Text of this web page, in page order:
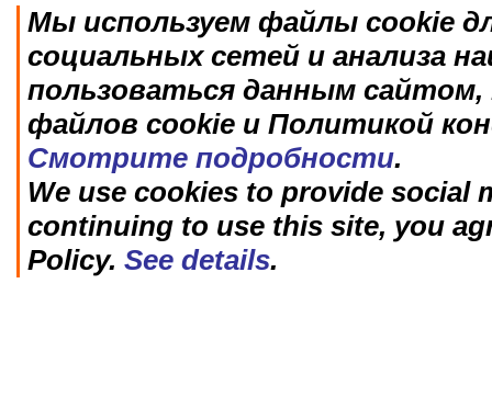
Мы используем файлы cookie
социальных сетей и анализа
пользоваться данным
файлов cookie и Политикой
Смотрите подробности.
We use cookies to provide social
continuing to use this site, you
Policy. See details.